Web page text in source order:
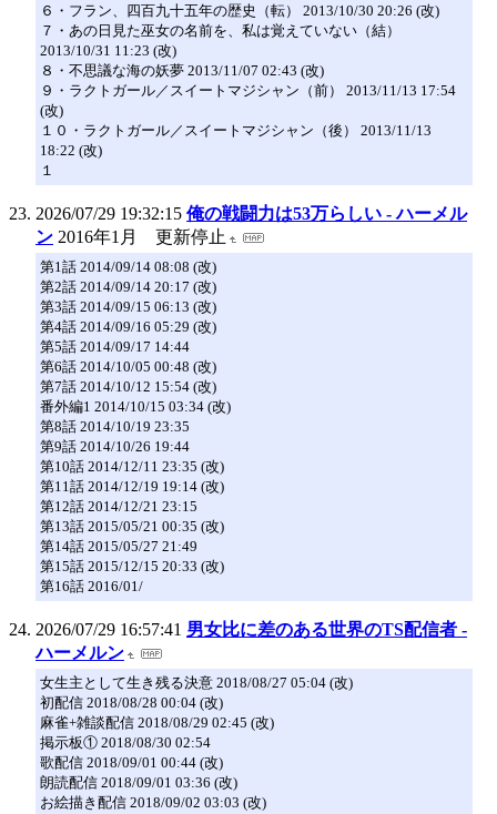
６・フラン、四百九十五年の歴史（転） 2013/10/30 20:26 (改)
７・あの日見た巫女の名前を、私は覚えていない（結）
2013/10/31 11:23 (改)
８・不思議な海の妖夢 2013/11/07 02:43 (改)
９・ラクトガール／スイートマジシャン（前） 2013/11/13 17:54
(改)
１０・ラクトガール／スイートマジシャン（後） 2013/11/13
18:22 (改)
１
2026/07/29 19:32:15 俺の戦闘力は53万らしい - ハーメル
ン 2016年1月 更新停止
第1話 2014/09/14 08:08 (改)
第2話 2014/09/14 20:17 (改)
第3話 2014/09/15 06:13 (改)
第4話 2014/09/16 05:29 (改)
第5話 2014/09/17 14:44
第6話 2014/10/05 00:48 (改)
第7話 2014/10/12 15:54 (改)
番外編1 2014/10/15 03:34 (改)
第8話 2014/10/19 23:35
第9話 2014/10/26 19:44
第10話 2014/12/11 23:35 (改)
第11話 2014/12/19 19:14 (改)
第12話 2014/12/21 23:15
第13話 2015/05/21 00:35 (改)
第14話 2015/05/27 21:49
第15話 2015/12/15 20:33 (改)
第16話 2016/01/
2026/07/29 16:57:41 男女比に差のある世界のTS配信者 -
ハーメルン
女生主として生き残る決意 2018/08/27 05:04 (改)
初配信 2018/08/28 00:04 (改)
麻雀+雑談配信 2018/08/29 02:45 (改)
掲示板① 2018/08/30 02:54
歌配信 2018/09/01 00:44 (改)
朗読配信 2018/09/01 03:36 (改)
お絵描き配信 2018/09/02 03:03 (改)